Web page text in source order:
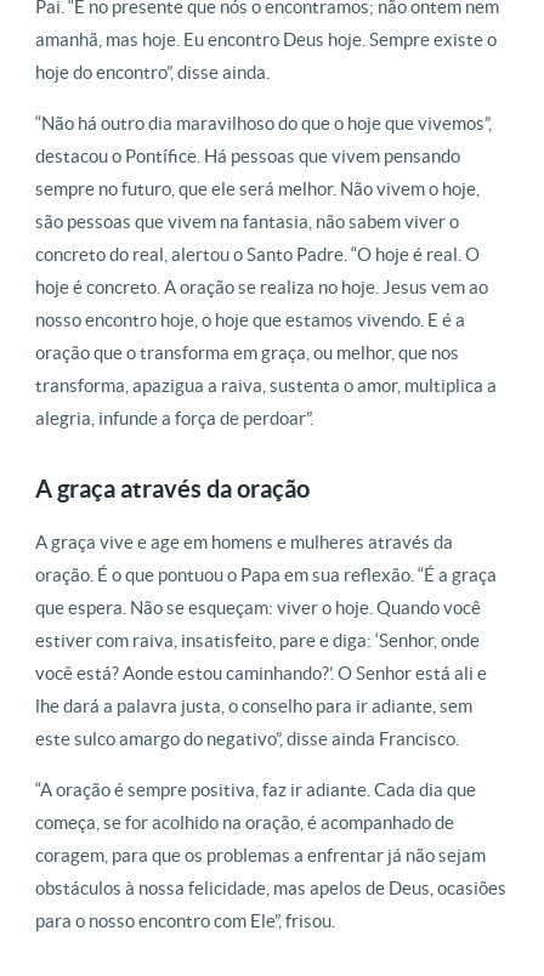
Pai. “É no presente que nós o encontramos; não ontem nem
amanhã, mas hoje. Eu encontro Deus hoje. Sempre existe o
hoje do encontro”, disse ainda.
“Não há outro dia maravilhoso do que o hoje que vivemos”,
destacou o Pontífice. Há pessoas que vivem pensando
sempre no futuro, que ele será melhor. Não vivem o hoje,
são pessoas que vivem na fantasia, não sabem viver o
concreto do real, alertou o Santo Padre. “O hoje é real. O
hoje é concreto. A oração se realiza no hoje. Jesus vem ao
nosso encontro hoje, o hoje que estamos vivendo. E é a
oração que o transforma em graça, ou melhor, que nos
transforma, apazigua a raiva, sustenta o amor, multiplica a
alegria, infunde a força de perdoar”.
A graça através da oração
A graça vive e age em homens e mulheres através da
oração. É o que pontuou o Papa em sua reflexão. “É a graça
que espera. Não se esqueçam: viver o hoje. Quando você
estiver com raiva, insatisfeito, pare e diga: ‘Senhor, onde
você está? Aonde estou caminhando?’. O Senhor está ali e
lhe dará a palavra justa, o conselho para ir adiante, sem
este sulco amargo do negativo”, disse ainda Francisco.
“A oração é sempre positiva, faz ir adiante. Cada dia que
começa, se for acolhido na oração, é acompanhado de
coragem, para que os problemas a enfrentar já não sejam
obstáculos à nossa felicidade, mas apelos de Deus, ocasiões
para o nosso encontro com Ele”, frisou.